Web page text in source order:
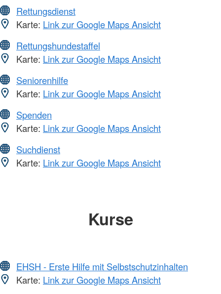
Rettungsdienst
Karte: Link zur Google Maps Ansicht
Rettungshundestaffel
Karte: Link zur Google Maps Ansicht
Seniorenhilfe
Karte: Link zur Google Maps Ansicht
Spenden
Karte: Link zur Google Maps Ansicht
Suchdienst
Karte: Link zur Google Maps Ansicht
Kurse
EHSH - Erste Hilfe mit Selbstschutzinhalten
Karte: Link zur Google Maps Ansicht